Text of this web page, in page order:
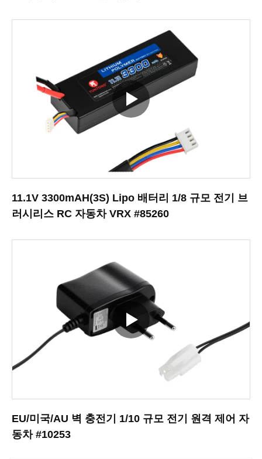
11.1V 3300mAH(3S) Lipo 배터리 1/8 규모 전기 브
러시리스 RC 자동차 VRX #85260
EU/미국/AU 벽 충전기 1/10 규모 전기 원격 제어 자
동차 #10253